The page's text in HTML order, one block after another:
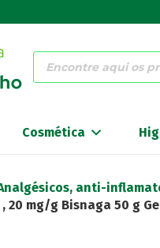
Products
search
Cosmética
anti-
20 mg/g Bisnaga 50 g